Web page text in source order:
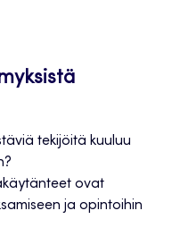
tekijöitä kuuluu
ovat
ja opintoihin